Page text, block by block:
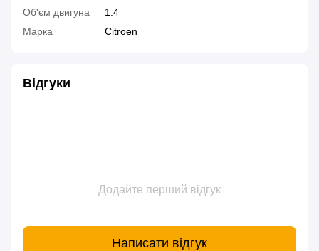
Об'єм двигуна
1.4
Марка
Citroen
Відгуки
Додайте перший відгук
Написати відгук